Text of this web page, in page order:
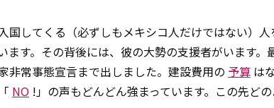
国してくる（必ずしもメキシコ人だけではない）
ます。その背後には、彼の大勢の支援者がいます
非常事態宣言まで出しました。建設費用の 予算 は
NO !」の声もどんどん強まっています。この先ど